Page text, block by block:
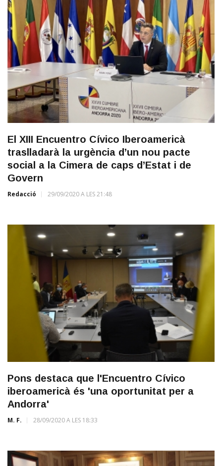
El XIII Encuentro Cívico Iberoamericà
traslladarà la urgència d’un nou pacte
social a la Cimera de caps d’Estat i de
Govern
Redacció 29/09/2020 A LES 21:48
Pons destaca que l'Encuentro Cívico
iberoamericà és 'una oportunitat per a
Andorra'
M. F. 28/09/2020 A LES 18:33